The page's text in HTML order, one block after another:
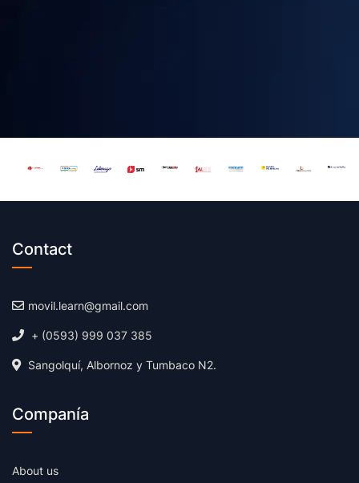
Contact
movil.learn@gmail.com
+ (0593) 999 037 385
Sangolquí, Albornoz y Tumbaco N2.
Companía
About us